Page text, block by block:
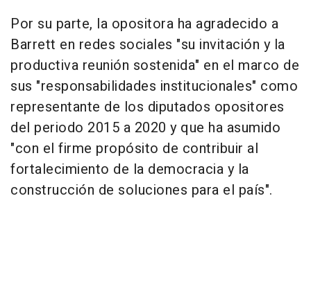
Por su parte, la opositora ha agradecido a
Barrett en redes sociales "su invitación y la
productiva reunión sostenida" en el marco de
sus "responsabilidades institucionales" como
representante de los diputados opositores
del periodo 2015 a 2020 y que ha asumido
"con el firme propósito de contribuir al
fortalecimiento de la democracia y la
construcción de soluciones para el país".